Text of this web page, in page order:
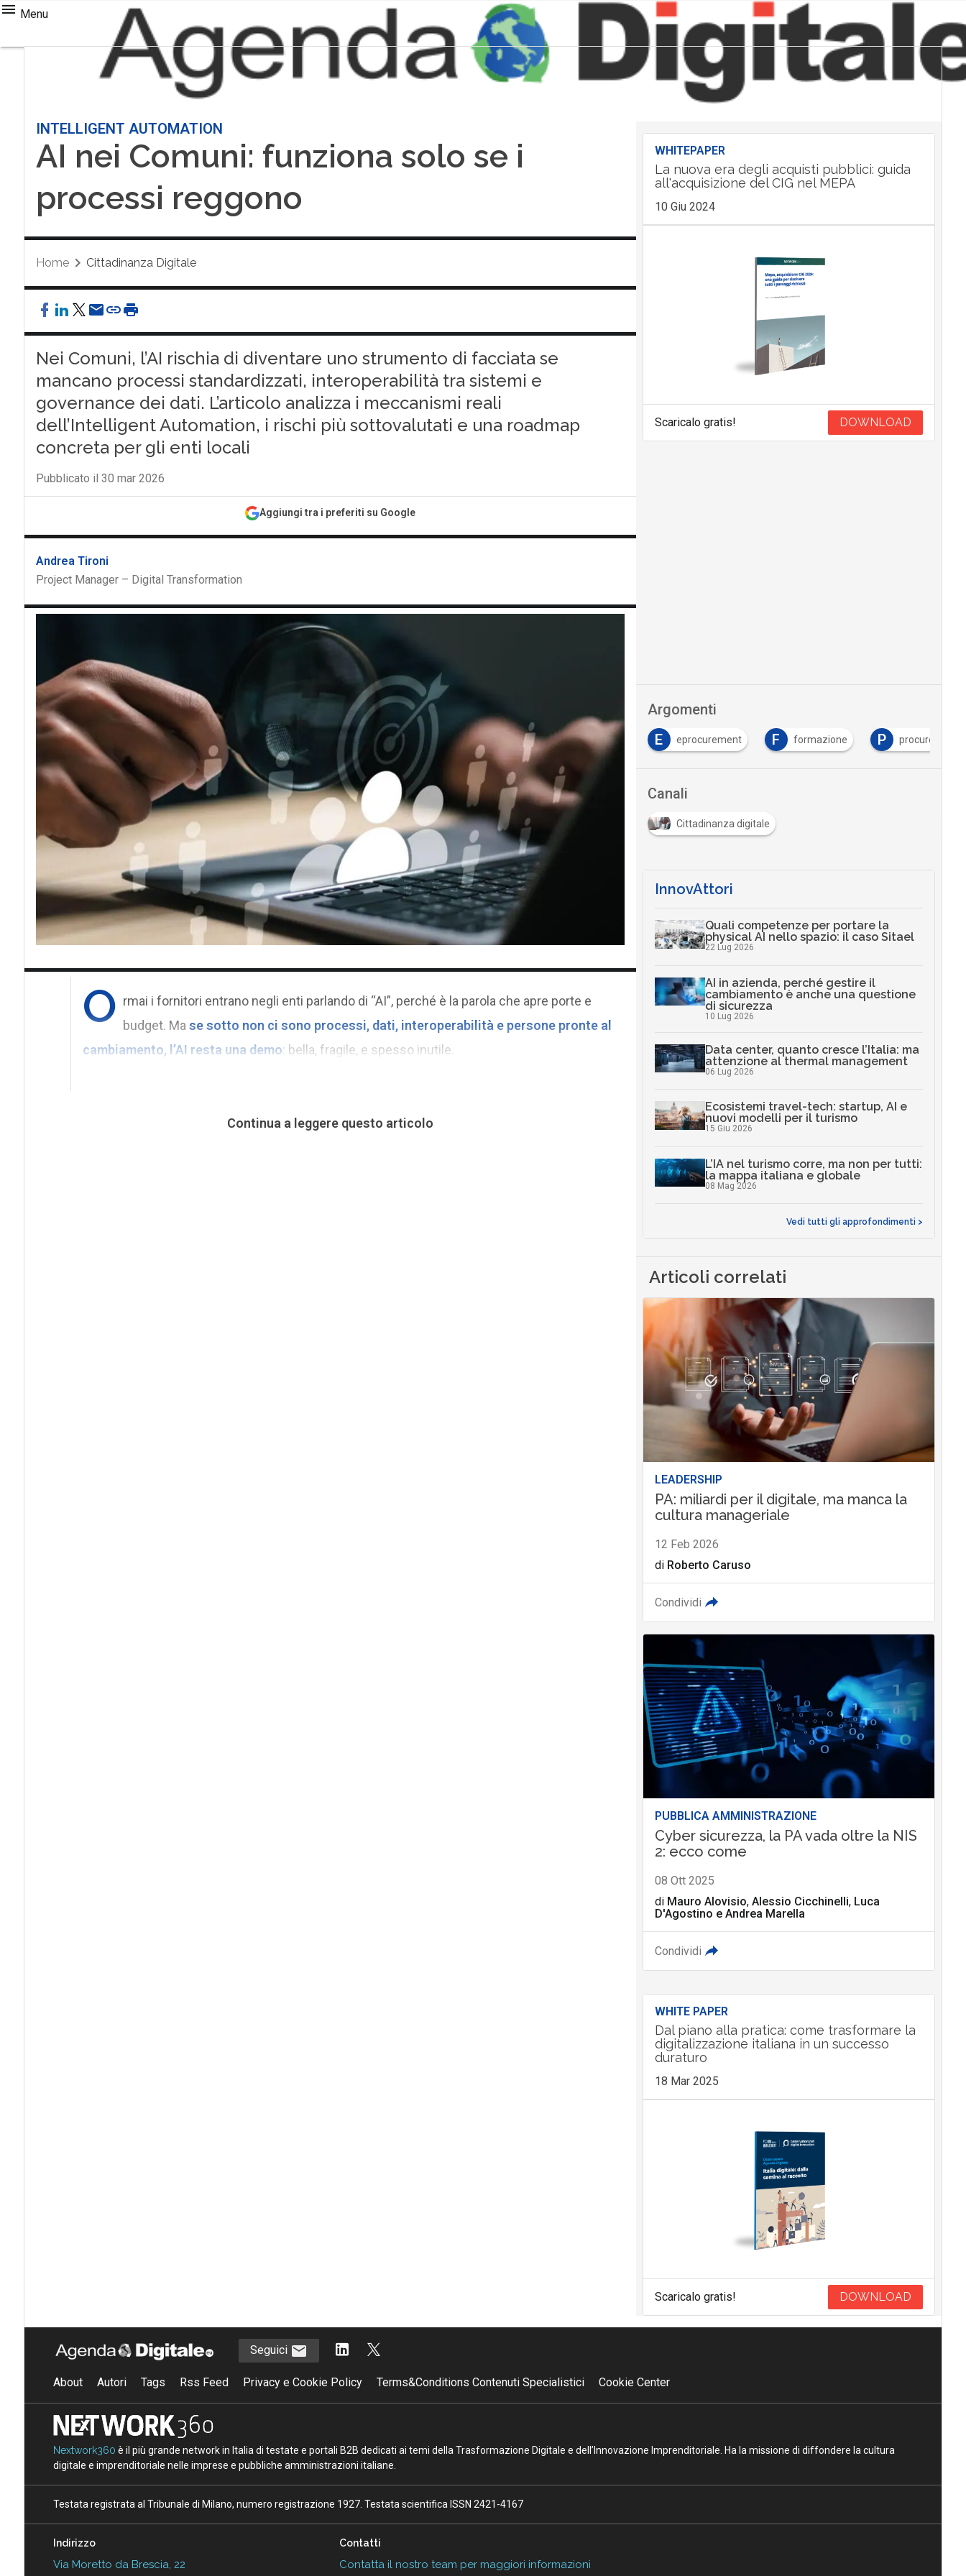
Menu
INTELLIGENT AUTOMATION
AI nei Comuni: funziona solo se i
processi reggono
Home Cittadinanza Digitale
Nei Comuni, l’AI rischia di diventare uno strumento di facciata se
mancano processi standardizzati, interoperabilità tra sistemi e
governance dei dati. L’articolo analizza i meccanismi reali
dell’Intelligent Automation, i rischi più sottovalutati e una roadmap
concreta per gli enti locali
Pubblicato il 30 mar 2026
Aggiungi tra i preferiti su Google
Andrea Tironi
Project Manager – Digital Transformation
O rmai i fornitori entrano negli enti parlando di “AI”, perché è la parola che apre porte e
budget. Ma se sotto non ci sono processi, dati, interoperabilità e persone pronte al
cambiamento, l’AI resta una demo: bella, fragile, e spesso inutile.
Continua a leggere questo articolo
WHITEPAPER
La nuova era degli acquisti pubblici: guida
all'acquisizione del CIG nel MEPA
10 Giu 2024
Scaricalo gratis! DOWNLOAD
Argomenti
D
DPO E eprocurement F formazione P procurement
Canali
Cittadinanza digitale
InnovAttori
Quali competenze per portare la
physical AI nello spazio: il caso Sitael
22 Lug 2026
AI in azienda, perché gestire il
cambiamento è anche una questione
di sicurezza
10 Lug 2026
Data center, quanto cresce l’Italia: ma
attenzione al thermal management
06 Lug 2026
Ecosistemi travel-tech: startup, AI e
nuovi modelli per il turismo
15 Giu 2026
L’IA nel turismo corre, ma non per tutti:
la mappa italiana e globale
08 Mag 2026
Vedi tutti gli approfondimenti >
Articoli correlati
LEADERSHIP
PA: miliardi per il digitale, ma manca la
cultura manageriale
12 Feb 2026
di Roberto Caruso
Condividi
PUBBLICA AMMINISTRAZIONE
Cyber sicurezza, la PA vada oltre la NIS
2: ecco come
08 Ott 2025
di Mauro Alovisio, Alessio Cicchinelli, Luca
D'Agostino e Andrea Marella
Condividi
WHITE PAPER
Dal piano alla pratica: come trasformare la
digitalizzazione italiana in un successo
duraturo
18 Mar 2025
Scaricalo gratis! DOWNLOAD
Seguici
About Autori Tags Rss Feed Privacy e Cookie Policy Terms&Conditions Contenuti Specialistici Cookie Center
Nextwork360 è il più grande network in Italia di testate e portali B2B dedicati ai temi della Trasformazione Digitale e dell’Innovazione Imprenditoriale. Ha la missione di diffondere la cultura
digitale e imprenditoriale nelle imprese e pubbliche amministrazioni italiane.
Testata registrata al Tribunale di Milano, numero registrazione 1927. Testata scientifica ISSN 2421-4167
Indirizzo
Via Moretto da Brescia, 22
Contatti
Contatta il nostro team per maggiori informazioni